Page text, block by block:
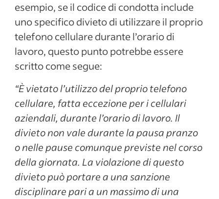
esempio, se il codice di condotta include
uno specifico divieto di utilizzare il proprio
telefono cellulare durante l’orario di
lavoro, questo punto potrebbe essere
scritto come segue:
“È vietato l’utilizzo del proprio telefono
cellulare, fatta eccezione per i cellulari
aziendali, durante l’orario di lavoro. Il
divieto non vale durante la pausa pranzo
o nelle pause comunque previste nel corso
della giornata. La violazione di questo
divieto può portare a una sanzione
disciplinare pari a un massimo di una